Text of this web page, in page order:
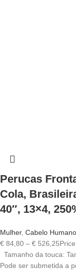
Perucas
Cola,
40″, 13×4,
Mulher, Cabelo Humano
€ 84,80 – € 526,25
Tamanho da touca:
Pode ser submetida a